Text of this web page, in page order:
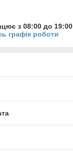
з 08:00 до 19:00
графік роботи